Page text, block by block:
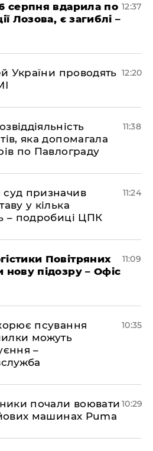
серпня вдарила по
Лозова, є загиблі –
12:37
України проводять 12:20
яка допомагала
по Павлограду
11:38
призначив
у кілька
– подробиці ЦПК
11:24
Повітряних
підозру – Офіс
11:09
псування
можуть
–
10:35
почали воювати
машинах Puma
10:29